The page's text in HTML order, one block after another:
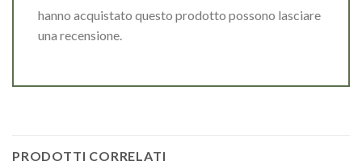
hanno acquistato questo prodotto possono lasciare
una recensione.
PRODOTTI CORRELATI